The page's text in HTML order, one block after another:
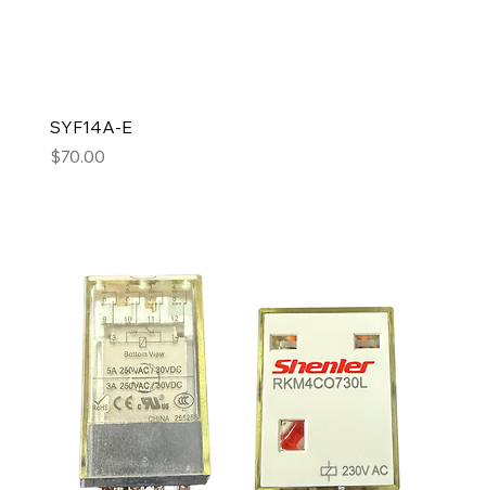
SYF14A-E
Precio
$70.00